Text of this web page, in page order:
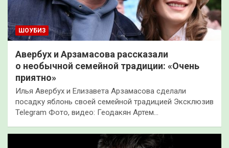
ШОУБИЗ
Авербух и Арзамасова рассказали
о необычной семейной традиции: «Очень
приятно»
Илья Авербух и Елизавета Арзамасова сделали
посадку яблонь своей семейной традицией Эксклюзив
Telegram Фото, видео: Геодакян Артем…